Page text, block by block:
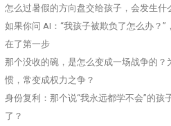
怎么过暑假的方向盘交给孩子，会发生什
如果你问 AI：“我孩子被欺负了怎么办？”
在了第一步
那个没收的碗，是怎么变成一场战争的？
惯，常变成权力之争？
身份复利：那个说“我永远都学不会”的孩
了？